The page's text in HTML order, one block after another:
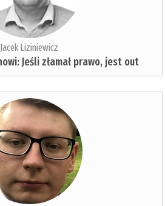
Jacek Liziniewicz
Jeśli złamał prawo, jest out